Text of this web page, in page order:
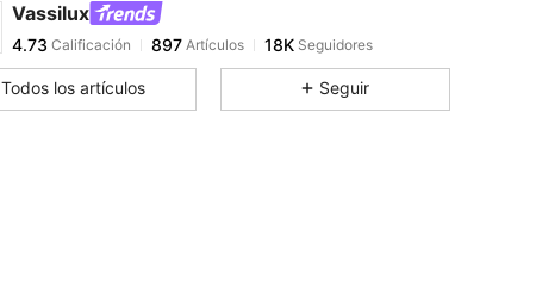
Vassilux
4.73 Calificación 897
t***1pagó Hace 15 horas
4.73
Todos los artículos Seguir